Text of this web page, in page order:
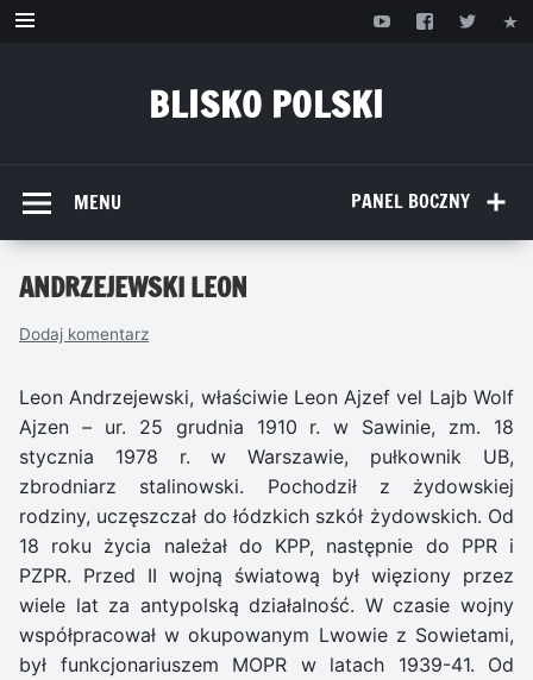
Przejdź
BLISKO POLSKI
PANEL BOCZNY
MENU
ANDRZEJEWSKI LEON
Dodaj komentarz
Leon Andrzejewski, właściwie Leon Ajzef vel Lajb Wolf
Ajzen – ur. 25 grudnia 1910 r. w Sawinie, zm. 18
stycznia 1978 r. w Warszawie, pułkownik UB,
zbrodniarz stalinowski. Pochodził z żydowskiej
rodziny, uczęszczał do łódzkich szkół żydowskich. Od
18 roku życia należał do KPP, następnie do PPR i
PZPR. Przed II wojną światową był więziony przez
wiele lat za antypolską działalność. W czasie wojny
współpracował w okupowanym Lwowie z Sowietami,
był funkcjonariuszem MOPR w latach 1939-41. Od